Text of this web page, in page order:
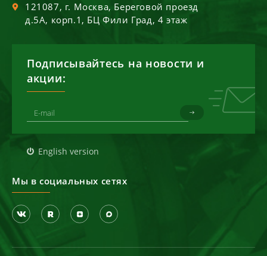
121087, г. Москва, Береговой проезд
д.5А, корп.1, БЦ Фили Град, 4 этаж
Подписывайтесь на новости и
акции:
English version
Мы в социальных сетях